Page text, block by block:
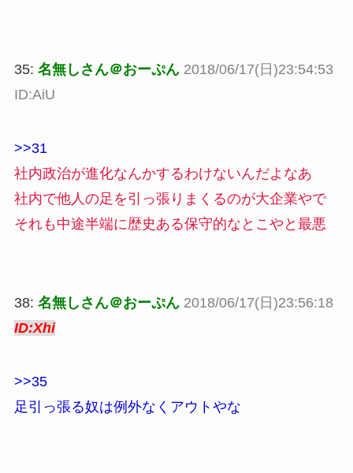
35: 名無しさん＠おーぷん 2018/06/17(日)23:54:53
ID:AiU
>>31
社内政治が進化なんかするわけないんだよなあ
社内で他人の足を引っ張りまくるのが大企業やで
それも中途半端に歴史ある保守的なとこやと最悪
38: 名無しさん＠おーぷん 2018/06/17(日)23:56:18
ID:Xhi
>>35
足引っ張る奴は例外なくアウトやな